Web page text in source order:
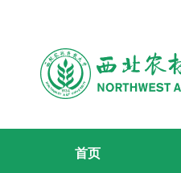
首页